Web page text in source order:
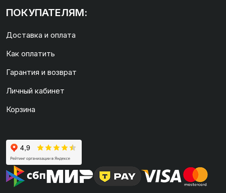
ПОКУПАТЕЛЯМ:
Доставка и оплата
Как оплатить
Гарантия и возврат
Личный кабинет
Корзина